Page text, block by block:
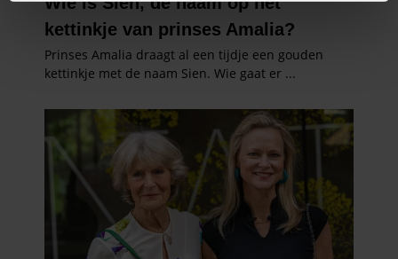
We gebruiken cookies om content en advertenties te
personaliseren, om functies voor social media te bieden
en om ons websiteverkeer te analyseren. Ook delen we
informatie over uw gebruik van onze site met onze
partners voor social media, adverteren en analyse. Deze
partners kunnen deze gegevens combineren met andere
informatie die u aan ze heeft verstrekt of die ze hebben
verzameld op basis van uw gebruik van hun services. U
gaat akkoord met onze cookies als u onze website blijft